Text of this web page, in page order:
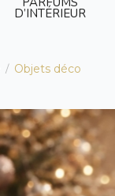
D’INTÉRIEUR
/ Objets déco